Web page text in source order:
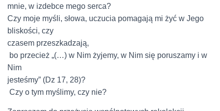
mnie, w izdebce mego serca?
Czy moje myśli, słowa, uczucia pomagają mi żyć w Jego
bliskości, czy
czasem przeszkadzają,
bo przecież „(…) w Nim żyjemy, w Nim się poruszamy i w
Nim
jesteśmy” (Dz 17, 28)?
Czy o tym myślimy, czy nie?